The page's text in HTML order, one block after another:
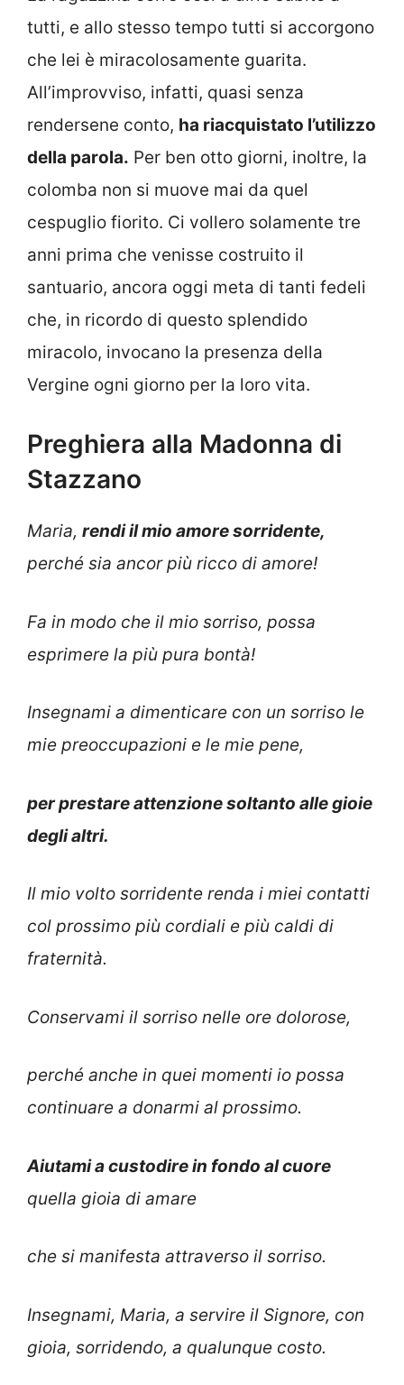
tutti, e allo stesso tempo tutti si accorgono
che lei è miracolosamente guarita.
All’improvviso, infatti, quasi senza
rendersene conto, ha riacquistato l’utilizzo
della parola. Per ben otto giorni, inoltre, la
colomba non si muove mai da quel
cespuglio fiorito. Ci vollero solamente tre
anni prima che venisse costruito il
santuario, ancora oggi meta di tanti fedeli
che, in ricordo di questo splendido
miracolo, invocano la presenza della
Vergine ogni giorno per la loro vita.
Preghiera alla Madonna di
Stazzano
Maria, rendi il mio amore sorridente,
perché sia ancor più ricco di amore!
Fa in modo che il mio sorriso, possa
esprimere la più pura bontà!
Insegnami a dimenticare con un sorriso le
mie preoccupazioni e le mie pene,
per prestare attenzione soltanto alle gioie
degli altri.
Il mio volto sorridente renda i miei contatti
col prossimo più cordiali e più caldi di
fraternità.
Conservami il sorriso nelle ore dolorose,
perché anche in quei momenti io possa
continuare a donarmi al prossimo.
Aiutami a custodire in fondo al cuore
quella gioia di amare
che si manifesta attraverso il sorriso.
Insegnami, Maria, a servire il Signore, con
gioia, sorridendo, a qualunque costo.